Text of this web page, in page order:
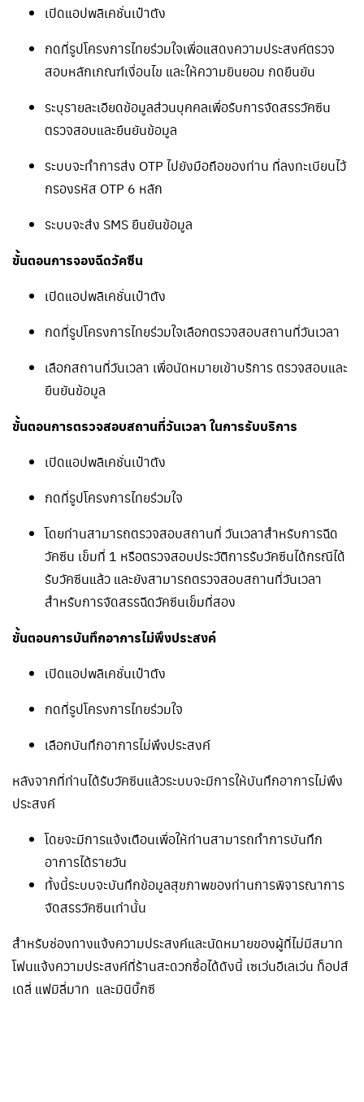
เปิดแอปพลิเคชั่นเป๋าตัง
กดที่รูปโครงการไทยร่วมใจเพื่อแสดงความประสงค์ตรวจ
สอบหลักเกณฑ์เงื่อนไข และให้ความยินยอม กดยืนยัน
ระบุรายละเอียดข้อมูลส่วนบุคคลเพื่อรับการจัดสรรวัคซีน
ตรวจสอบและยืนยันข้อมูล
ระบบจะทำการส่ง OTP ไปยังมือถือของท่าน ที่ลงทะเบียนไว้
กรองรหัส OTP 6 หลัก
ระบบจะส่ง SMS ยืนยันข้อมูล
ขั้นตอนการจองฉีดวัคซีน
เปิดแอปพลิเคชั่นเป๋าตัง
กดที่รูปโครงการไทยร่วมใจเลือกตรวจสอบสถานที่วันเวลา
เลือกสถานที่วันเวลา เพื่อนัดหมายเข้าบริการ ตรวจสอบและ
ยืนยันข้อมูล
ขั้นตอนการตรวจสอบสถานที่วันเวลา ในการรับบริการ
เปิดแอปพลิเคชั่นเป๋าตัง
กดที่รูปโครงการไทยร่วมใจ
โดยท่านสามารถตรวจสอบสถานที่ วันเวลาสำหรับการฉีด
วัคซีน เข็มที่ 1 หรือตรวจสอบประวัติการรับวัคซีนได้กรณีได้
รับวัคซีนแล้ว และยังสามารถตรวจสอบสถานที่วันเวลา
สำหรับการจัดสรรฉีดวัคซีนเข็มที่สอง
ขั้นตอนการบันทึกอาการไม่พึงประสงค์
เปิดแอปพลิเคชั่นเป๋าตัง
กดที่รูปโครงการไทยร่วมใจ
เลือกบันทึกอาการไม่พึงประสงค์
หลังจากที่ท่านได้รับวัคซีนแล้วระบบจะมีการให้บันทึกอาการไม่พึง
ประสงค์
โดยจะมีการแจ้งเตือนเพื่อให้ท่านสามารถทำการบันทึก
อาการได้รายวัน
ทั้งนี้ระบบจะบันทึกข้อมูลสุขภาพของท่านการพิจารณาการ
จัดสรรวัคซีนเท่านั้น
สำหรับช่องทางแจ้งความประสงค์และนัดหมายของผู้ที่ไม่มีสมาท
โฟนแจ้งความประสงค์ที่ร้านสะดวกซื้อได้ดังนี้ เซเว่นอีเลเว่น ท็อปส์
เดลี่ แฟมิลี่มาท และมินิบิ๊กซี